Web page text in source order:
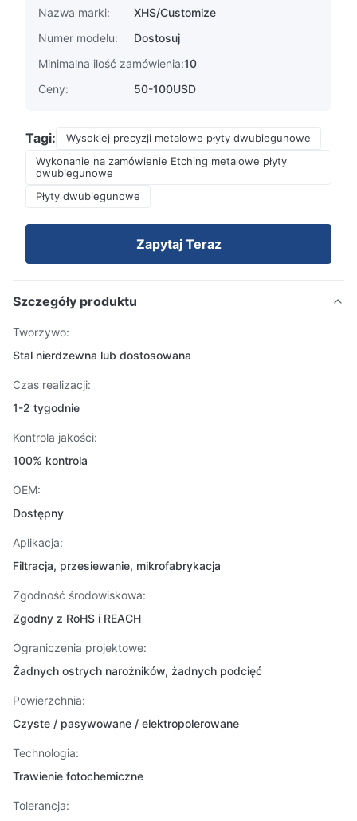
Nazwa marki:
XHS/Customize
Numer modelu:
Dostosuj
Minimalna ilość zamówienia:10
Ceny:
50-100USD
Tagi:
Wysokiej precyzji metalowe płyty dwubiegunowe
Wykonanie na zamówienie Etching metalowe płyty
dwubiegunowe
Płyty dwubiegunowe
Zapytaj Teraz
Szczegóły produktu
Tworzywo:
Stal nierdzewna lub dostosowana
Czas realizacji:
1-2 tygodnie
Kontrola jakości:
100% kontrola
OEM:
Dostępny
Aplikacja:
Filtracja, przesiewanie, mikrofabrykacja
Zgodność środowiskowa:
Zgodny z RoHS i REACH
Ograniczenia projektowe:
Żadnych ostrych narożników, żadnych podcięć
Powierzchnia:
Czyste / pasywowane / elektropolerowane
Technologia:
Trawienie fotochemiczne
Tolerancja: